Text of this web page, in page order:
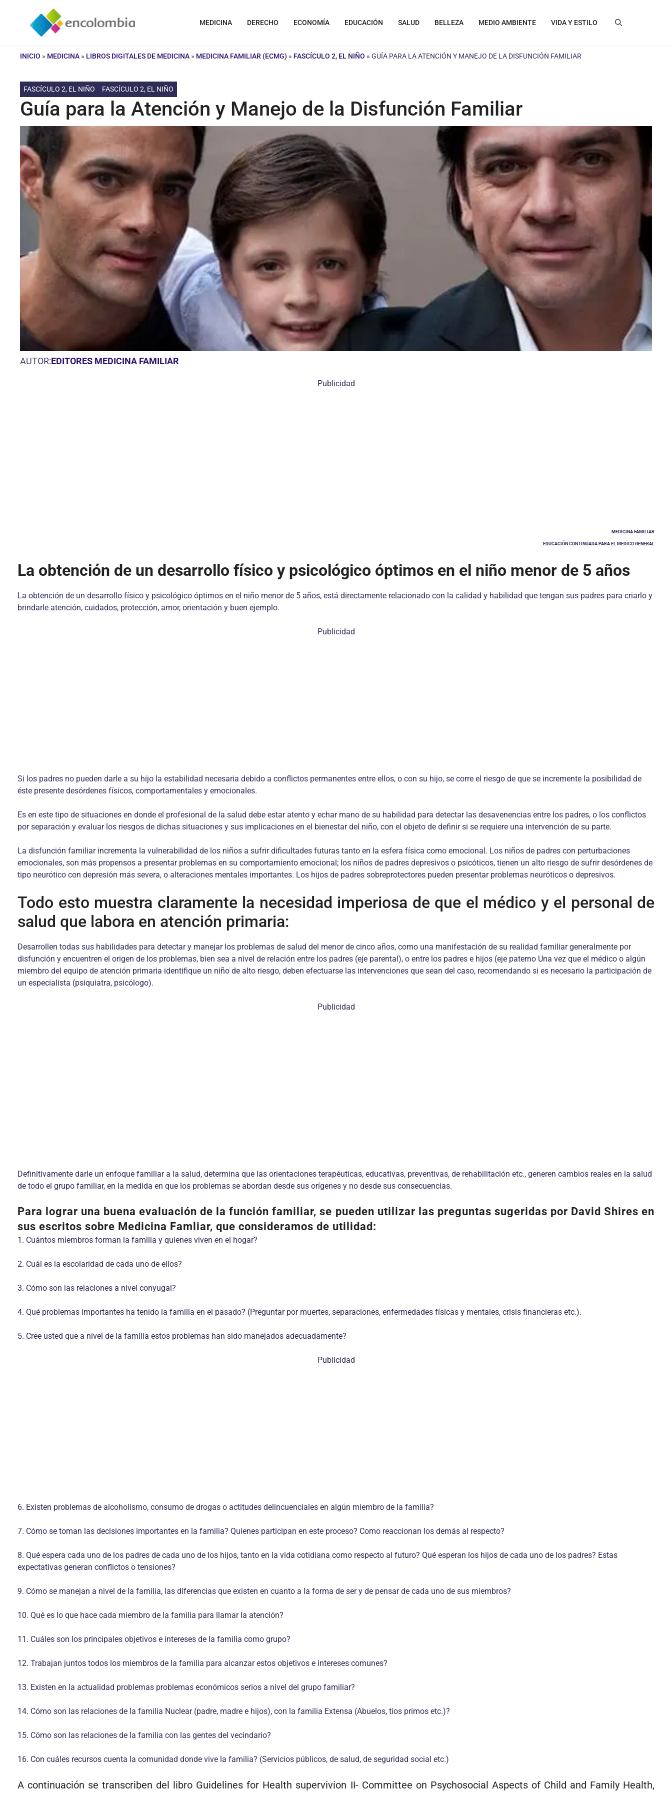
contenido
MEDICINA DERECHO ECONOMÍA EDUCACIÓN SALUD BELLEZA MEDIO AMBIENTE VIDA Y ESTILO
INICIO » MEDICINA » LIBROS DIGITALES DE MEDICINA » MEDICINA FAMILIAR (ECMG) » FASCÍCULO 2, EL NIÑO » GUÍA PARA LA ATENCIÓN Y MANEJO DE LA DISFUNCIÓN FAMILIAR
FASCÍCULO 2, EL NIÑO FASCÍCULO 2, EL NIÑO
Guía para la Atención y Manejo de la Disfunción Familiar
AUTOR:EDITORES MEDICINA FAMILIAR
Publicidad
MEDICINA FAMILIAR
EDUCACIÓN CONTINUADA PARA EL MEDICO GENERAL
La obtención de un desarrollo físico y psicológico óptimos en el niño menor de 5 años
La obtención de un desarrollo físico y psicológico óptimos en el niño menor de 5 años, está directamente relacionado con la calidad y habilidad que tengan sus padres para criarlo y
brindarle atención, cuidados, protección, amor, orientación y buen ejemplo.
Publicidad
Si los padres no pueden darle a su hijo la estabilidad necesaria debido a conflictos permanentes entre ellos, o con su hijo, se corre el riesgo de que se incremente la posibilidad de
éste presente desórdenes físicos, comportamentales y emocionales.
Es en este tipo de situaciones en donde el profesional de la salud debe estar atento y echar mano de su habilidad para detectar las desavenencias entre los padres, o los conflictos
por separación y evaluar los riesgos de dichas situaciones y sus implicaciones en el bienestar del niño, con el objeto de definir si se requiere una intervención de su parte.
La disfunción familiar incrementa la vulnerabilidad de los niños a sufrir dificultades futuras tanto en la esfera física como emocional. Los niños de padres con perturbaciones
emocionales, son más propensos a presentar problemas en su comportamiento emocional; los niños de padres depresivos o psicóticos, tienen un alto riesgo de sufrir desórdenes de
tipo neurótico con depresión más severa, o alteraciones mentales importantes. Los hijos de padres sobreprotectores pueden presentar problemas neuróticos o depresivos.
Todo esto muestra claramente la necesidad imperiosa de que el médico y el personal de
salud que labora en atención primaria:
Desarrollen todas sus habilidades para detectar y manejar los problemas de salud del menor de cinco años, como una manifestación de su realidad familiar generalmente por
disfunción y encuentren el origen de los problemas, bien sea a nivel de relación entre los padres (eje parental), o entre los padres e hijos (eje paterno Una vez que el médico o algún
miembro del equipo de atención primaria identifique un niño de alto riesgo, deben efectuarse las intervenciones que sean del caso, recomendando si es necesario la participación de
un especialista (psiquiatra, psicólogo).
Publicidad
Definitivamente darle un enfoque familiar a la salud, determina que las orientaciones terapéuticas, educativas, preventivas, de rehabilitación etc., generen cambios reales en la salud
de todo el grupo familiar, en la medida en que los problemas se abordan desde sus orígenes y no desde sus consecuencias.
Para lograr una buena evaluación de la función familiar, se pueden utilizar las preguntas sugeridas por David Shires en
sus escritos sobre Medicina Famliar, que consideramos de utilidad:
1. Cuántos miembros forman la familia y quienes viven en el hogar?
2. Cuál es la escolaridad de cada uno de ellos?
3. Cómo son las relaciones a nivel conyugal?
4. Qué problemas importantes ha tenido la familia en el pasado? (Preguntar por muertes, separaciones, enfermedades físicas y mentales, crisis financieras etc.).
5. Cree usted que a nivel de la familia estos problemas han sido manejados adecuadamente?
Publicidad
6. Existen problemas de alcoholismo, consumo de drogas o actitudes delincuenciales en algún miembro de la familia?
7. Cómo se toman las decisiones importantes en la familia? Quienes participan en este proceso? Como reaccionan los demás al respecto?
8. Qué espera cada uno de los padres de cada uno de los hijos, tanto en la vida cotidiana como respecto al futuro? Qué esperan los hijos de cada uno de los padres? Estas
expectativas generan conflictos o tensiones?
9. Cómo se manejan a nivel de la familia, las diferencias que existen en cuanto a la forma de ser y de pensar de cada uno de sus miembros?
10. Qué es lo que hace cada miembro de la familia para llamar la atención?
11. Cuáles son los principales objetivos e intereses de la familia como grupo?
12. Trabajan juntos todos los miembros de la familia para alcanzar estos objetivos e intereses comunes?
13. Existen en la actualidad problemas problemas económicos serios a nivel del grupo familiar?
14. Cómo son las relaciones de la familia Nuclear (padre, madre e hijos), con la familia Extensa (Abuelos, tios primos etc.)?
15. Cómo son las relaciones de la familia con las gentes del vecindario?
16. Con cuáles recursos cuenta la comunidad donde vive la familia? (Servicios públicos, de salud, de seguridad social etc.)
A continuación se transcriben del libro Guidelines for Health supervivion II- Committee on Psychosocial Aspects of Child and Family Health,